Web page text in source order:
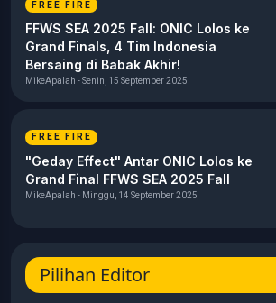
FREE FIRE
FFWS SEA 2025 Fall: ONIC Lolos ke
Grand Finals, 4 Tim Indonesia
Bersaing di Babak Akhir!
MikeApalah - Senin, 15 September 2025
FREE FIRE
"Geday Effect" Antar ONIC Lolos ke
Grand Final FFWS SEA 2025 Fall
MikeApalah - Minggu, 14 September 2025
Pilihan Editor